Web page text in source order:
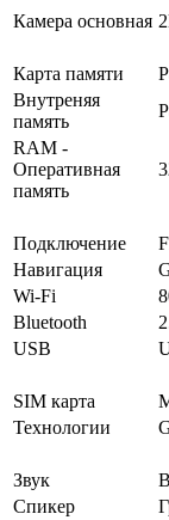
Камера основная 2
Карта памяти
Внутреняя
память
RAM -
Оперативная
память
Подключение
Навигация
Wi-Fi
Bluetooth
USB
SIM карта
Технологии
Звук
Спикер